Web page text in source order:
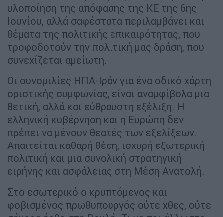
υλοποίηση της απόφασης της ΚΕ της 6ης
Ιουνίου, αλλά σαφέστατα περιλαμβάνει και
θέματα της πολιτικής επικαιρότητας, που
τροφοδοτούν την πολιτική μας δράση, που
συνεχίζεται αμείωτη.
Οι συνομιλίες ΗΠΑ-Ιράν για ένα οδικό χάρτη
οριστικής συμφωνίας, είναι αναμφίβολα μια
θετική, αλλά και εύθραυστη εξέλιξη. Η
ελληνική κυβέρνηση και η Ευρώπη δεν
πρέπει να μένουν θεατές των εξελίξεων.
Απαιτείται καθαρή θέση, ισχυρή εξωτερική
πολιτική και μια συνολική στρατηγική
ειρήνης και ασφάλειας στη Μέση Ανατολή.
Στο εσωτερικό ο κρυπτόμενος και
φοβισμένος πρωθυπουργός ούτε χθες, ούτε